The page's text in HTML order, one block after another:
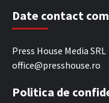
Date contact
Press House Media SRL
office@presshouse.ro
Politica de